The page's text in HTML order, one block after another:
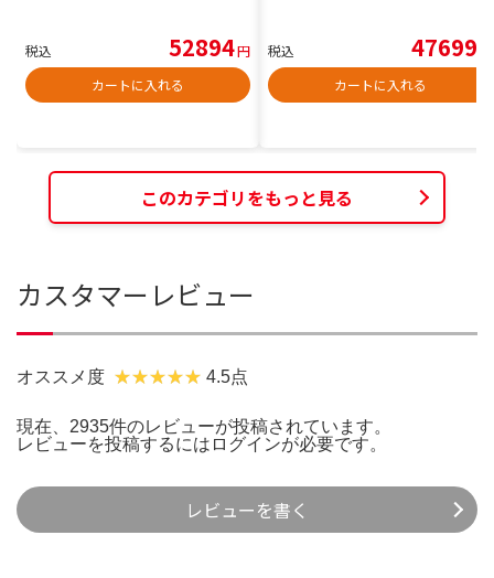
税込 52894円
カートに入れる
税込 47699
カートに入れる
このカテゴリをもっと見る
カスタマーレビュー
オススメ度 4.5点
現在、2935件のレビューが投稿されています。
レビューを投稿するには ログインが必要です。
レビューを書く